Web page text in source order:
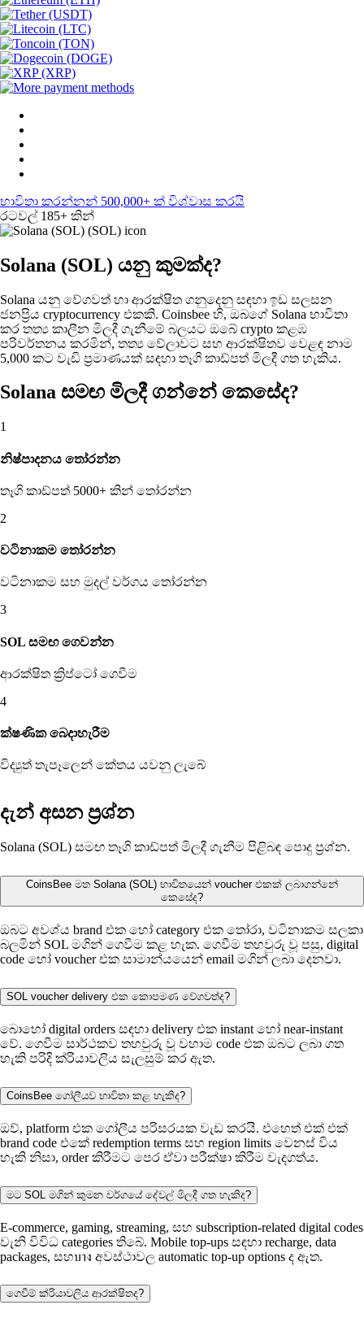
භාවිතා කරන්නන් 500,000+ ක් විශ්වාස කරයි
රටවල් 185+ කින්
Solana (SOL) යනු කුමක්ද?
Solana යනු වේගවත් හා ආරක්ෂිත ගනුදෙනු සඳහා ඉඩ සලසන
ජනප්‍රිය cryptocurrency එකකි. Coinsbee හි, ඔබගේ Solana භාවිතා
කර තත්‍ය කාලීන මිලදී ගැනීමේ බලයට ඔබේ crypto කළඹ
පරිවර්තනය කරමින්, තත්‍ය වේලාවට සහ ආරක්ෂිතව වෙළඳ නාම
5,000 කට වැඩි ප්‍රමාණයක් සඳහා තෑගි කාඩ්පත් මිලදී ගත හැකිය.
Solana සමඟ මිලදී ගන්නේ කෙසේද?
1
නිෂ්පාදනය තෝරන්න
තෑගි කාඩ්පත් 5000+ කින් තෝරන්න
2
වටිනාකම තෝරන්න
වටිනාකම සහ මුදල් වර්ගය තෝරන්න
3
SOL සමඟ ගෙවන්න
ආරක්ෂිත ක්‍රිප්ටෝ ගෙවීම
4
ක්ෂණික බෙදාහැරීම
විද්‍යුත් තැපෑලෙන් කේතය යවනු ලැබේ
දැන් අසන ප්‍රශ්න
Solana (SOL) සමඟ තෑගි කාඩ්පත් මිලදී ගැනීම පිළිබඳ පොදු ප්‍රශ්න.
CoinsBee මත Solana (SOL) භාවිතයෙන් voucher එකක් ලබාගන්නේ
කෙසේද?
ඔබට අවශ්ය brand එක හෝ category එක තෝරා, වටිනාකම සලකා
බලමින් SOL මගින් ගෙවීම කළ හැක. ගෙවීම තහවුරු වූ පසු, digital
code හෝ voucher එක සාමාන්යයෙන් email මගින් ලබා දෙනවා.
SOL voucher delivery එක කොපමණ වේගවත්ද?
බොහෝ digital orders සඳහා delivery එක instant හෝ near-instant
වේ. ගෙවීම සාර්ථකව තහවුරු වූ වහාම code එක ඔබට ලබා ගත
හැකි පරිදි ක්රියාවලිය සැලසුම් කර ඇත.
CoinsBee ගෝලීයව භාවිතා කළ හැකිද?
ඔව්, platform එක ගෝලීය පරිසරයක වැඩ කරයි. එහෙත් එක් එක්
brand code එකේ redemption terms සහ region limits වෙනස් විය
හැකි නිසා, order කිරීමට පෙර ඒවා පරීක්ෂා කිරීම වැදගත්ය.
මට SOL මගින් කුමන වර්ගයේ දේවල් මිලදී ගත හැකිද?
E-commerce, gaming, streaming, සහ subscription-related digital codes
වැනි විවිධ categories තිබේ. Mobile top-ups සඳහා recharge, data
packages, සහบาง අවස්ථාවල automatic top-up options ද ඇත.
ගෙවීම් ක්රියාවලිය ආරක්ෂිතද?